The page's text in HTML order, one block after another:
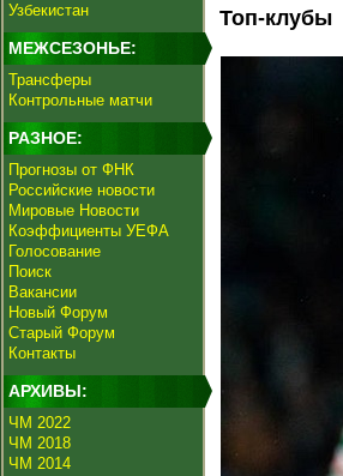
Узбекистан
МЕЖСЕЗОНЬЕ:
Трансферы
Контрольные матчи
РАЗНОЕ:
Прогнозы от ФНК
Российские новости
Мировые Новости
Коэффициенты УЕФА
Голосование
Поиск
Вакансии
Новый Форум
Старый Форум
Контакты
АРХИВЫ:
ЧМ 2022
ЧМ 2018
ЧМ 2014
Топ-клубы